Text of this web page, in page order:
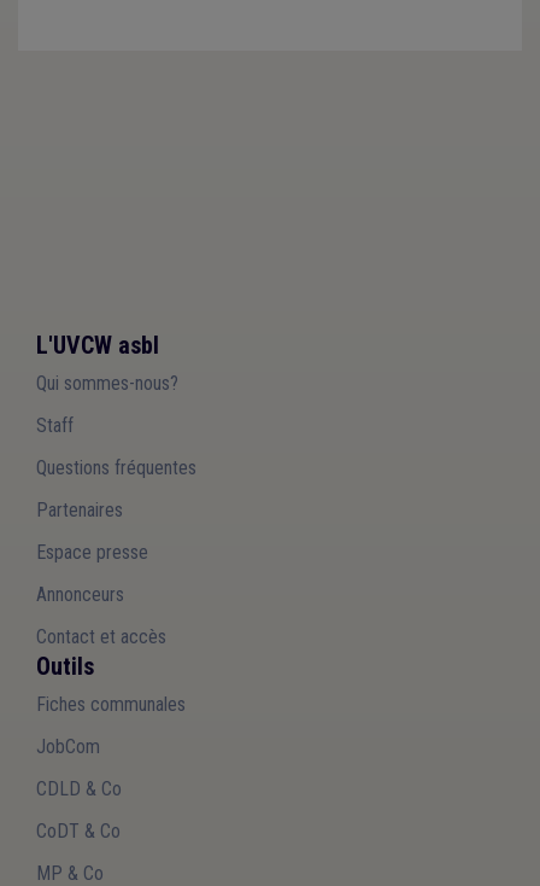
L'UVCW asbl
Qui sommes-nous?
Staff
Questions fréquentes
Partenaires
Espace presse
Annonceurs
Contact et accès
Outils
Fiches communales
JobCom
CDLD & Co
CoDT & Co
MP & Co